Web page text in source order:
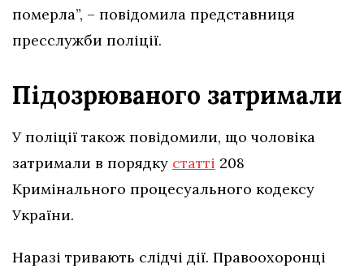
померла”, – повідомила представниця
пресслужби поліції.
Підозрюваного затримали
У поліції також повідомили, що чоловіка
затримали в порядку статті 208
Кримінального процесуального кодексу
України.
Наразі тривають слідчі дії. Правоохоронці